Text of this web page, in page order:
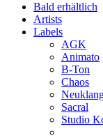
Bald erhältlich
Artists
Labels
AGK
Animato
B-Ton
Chaos
Sacral
Studio